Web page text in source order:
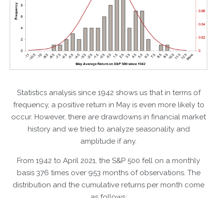
Statistics analysis since 1942 shows us that in terms of
frequency, a positive return in May is even more likely to
occur. However, there are drawdowns in financial market
history and we tried to analyze seasonality and
amplitude if any.
From 1942 to April 2021, the S&P 500 fell on a monthly
basis 376 times over 953 months of observations. The
distribution and the cumulative returns per month come